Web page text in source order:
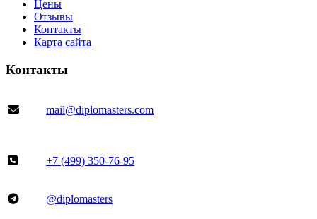
Цены
Отзывы
Контакты
Карта сайта
Контакты
mail@diplomasters.com
+7 (499) 350-76-95
@diplomasters